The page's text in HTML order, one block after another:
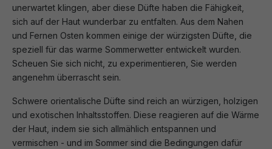
unerwartet klingen, aber diese Düfte haben die Fähigkeit,
sich auf der Haut wunderbar zu entfalten. Aus dem Nahen
und Fernen Osten kommen einige der würzigsten Düfte, die
speziell für das warme Sommerwetter entwickelt wurden.
Scheuen Sie sich nicht, zu experimentieren, Sie werden
angenehm überrascht sein.
Schwere orientalische Düfte sind reich an würzigen, holzigen
und exotischen Inhaltsstoffen. Diese reagieren auf die Wärme
der Haut, indem sie sich allmählich entspannen und
vermischen - und im Sommer sind die Bedingungen dafür